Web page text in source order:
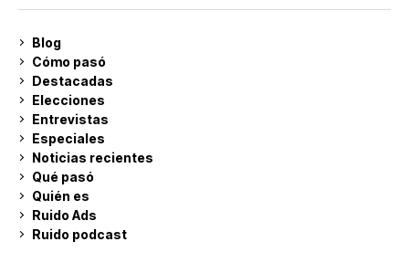
Blog
Cómo pasó
Destacadas
Elecciones
Entrevistas
Especiales
Noticias recientes
Qué pasó
Quién es
Ruido Ads
Ruido podcast